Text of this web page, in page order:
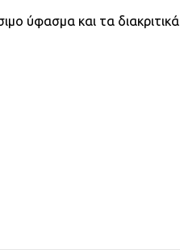
ύφασμα και τα διακριτικά